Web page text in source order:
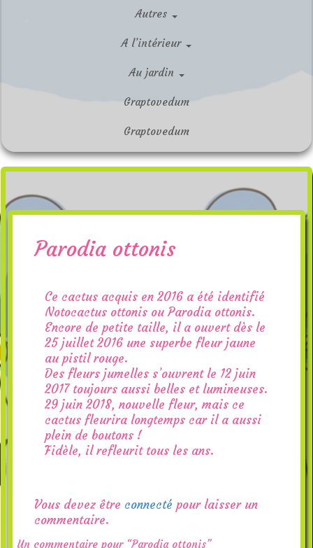
Autres
A l’intérieur
Au jardin
Graptovedum
Graptovedum
Parodia ottonis
Ce cactus acquis en 2016 a été identifié
Notocactus ottonis ou Parodia ottonis.
Encore de petite taille, il a ouvert dès le
25 juillet 2016 une superbe fleur jaune
au pistil rouge.
Des fleurs jumelles s’ouvrent le 12 juin
2017 toujours aussi belles et lumineuses.
29 juin 2018, nouvelle fleur, mais ce
cactus fleurira longtemps car il a aussi
plein de boutons !
Fidèle, il refleurit tous les ans.
Vous devez être connecté pour laisser un
commentaire.
Un commentaire pour “Parodia ottonis”